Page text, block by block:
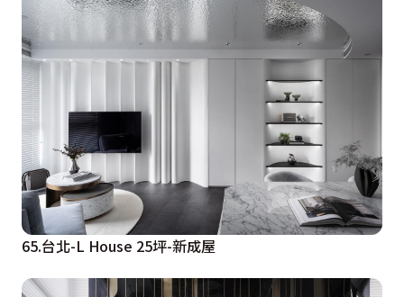
65.台北-L House 25坪-新成屋